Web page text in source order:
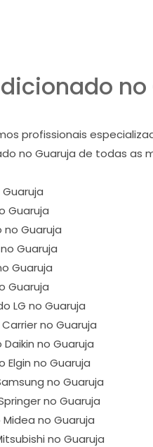
no
profissionais
no Guaruja de todas as
Guaruja
Guaruja
Guaruja
Guaruja
Guaruja
LG no Guaruja
no Guaruja
no Guaruja
no Guaruja
no Guaruja
no Guaruja
no Guaruja
no Guaruja